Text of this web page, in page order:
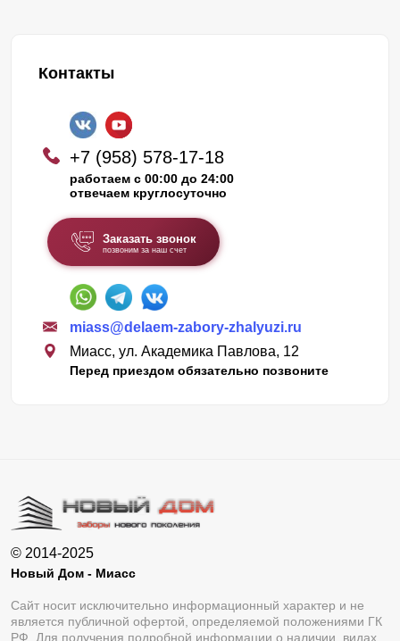
Контакты
+7 (958) 578-17-18
работаем с 00:00 до 24:00
отвечаем круглосуточно
Заказать звонок
позвоним за наш счет
miass@delaem-zabory-zhalyuzi.ru
Миасс, ул. Академика Павлова, 12
Перед приездом обязательно позвоните
© 2014-2025
Новый Дом - Миасс
Сайт носит исключительно информационный характер и не
является публичной офертой, определяемой положениями ГК
РФ. Для получения подробной информации о наличии, видах,